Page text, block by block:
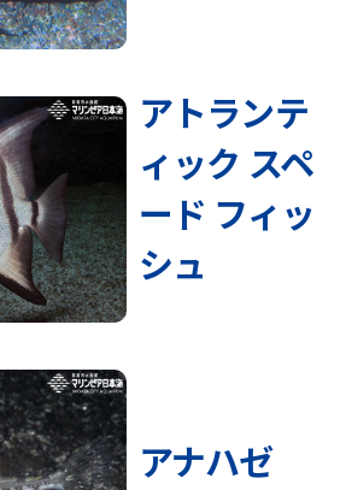
アトランテ
ィック スペ
ード フィッ
シュ
アナハゼ